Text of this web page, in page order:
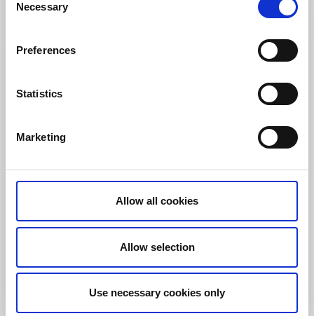
Selection
Necessary
Preferences
Statistics
Marketing
Allow all cookies
Allow selection
Use necessary cookies only
Vigerna
Grundsund Skaftö
Klippor och grund vik mitt emot Gåsö